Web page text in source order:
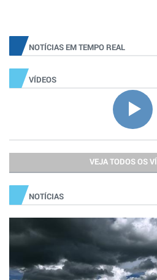
NOTÍCIAS EM TEMPO REAL
VÍDEOS
VEJA TODOS OS
NOTÍCIAS